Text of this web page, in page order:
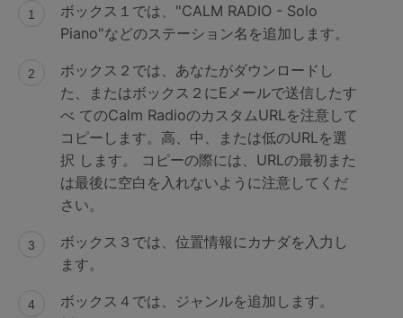
ボックス１では、"CALM RADIO - Solo
Piano"などのステーション名を追加します。
ボックス２では、あなたがダウンロードし
た、またはボックス２にEメールで送信したす
べ てのCalm RadioのカスタムURLを注意して
コピーします。高、中、または低のURLを選
択 します。 コピーの際には、URLの最初また
は最後に空白を入れないように注意してくだ
さい。
ボックス３では、位置情報にカナダを入力し
ます。
ボックス４では、ジャンルを追加します。